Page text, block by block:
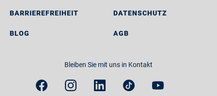
BARRIEREFREIHEIT
BLOG
DATENSCHUTZ
AGB
Bleiben Sie mit uns in Kontakt